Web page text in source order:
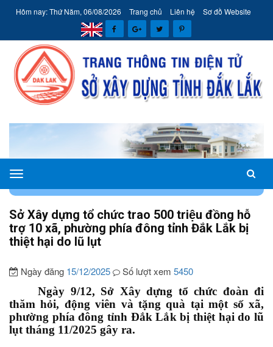
Hôm nay: Thứ Năm, 06/08/2026 Trang chủ Liên hệ Sơ đồ Website
Sở
Xây
dựng
tỉnh
Đắk
Lắk
Sở Xây dựng tổ chức trao 500 triệu đồng hỗ
trợ 10 xã, phường phía đông tỉnh Đắk Lắk bị
thiệt hại do lũ lụt
Ngày đăng 15/12/2025 Số lượt xem 5450
Ngày 9/12, Sở Xây dựng tổ chức đoàn đi
thăm hỏi, động viên và tặng quà tại một số xã,
phường phía đông tỉnh Đắk Lắk bị thiệt hại do lũ
lụt tháng 11/2025 gây ra.